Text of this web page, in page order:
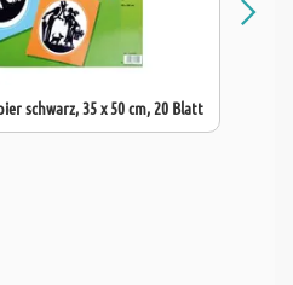
schwarz, 35 x 50 cm, 20 Blatt